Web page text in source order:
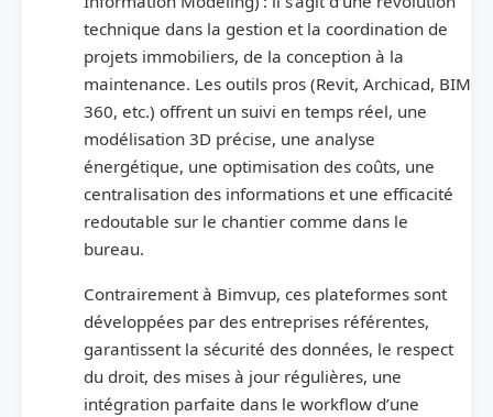
technique dans la gestion et la coordination de
projets immobiliers, de la conception à la
maintenance. Les outils pros (Revit, Archicad, BIM
360, etc.) offrent un suivi en temps réel, une
modélisation 3D précise, une analyse
énergétique, une optimisation des coûts, une
centralisation des informations et une efficacité
redoutable sur le chantier comme dans le
bureau.
Contrairement à Bimvup, ces plateformes sont
développées par des entreprises référentes,
garantissent la sécurité des données, le respect
du droit, des mises à jour régulières, une
intégration parfaite dans le workflow d’une